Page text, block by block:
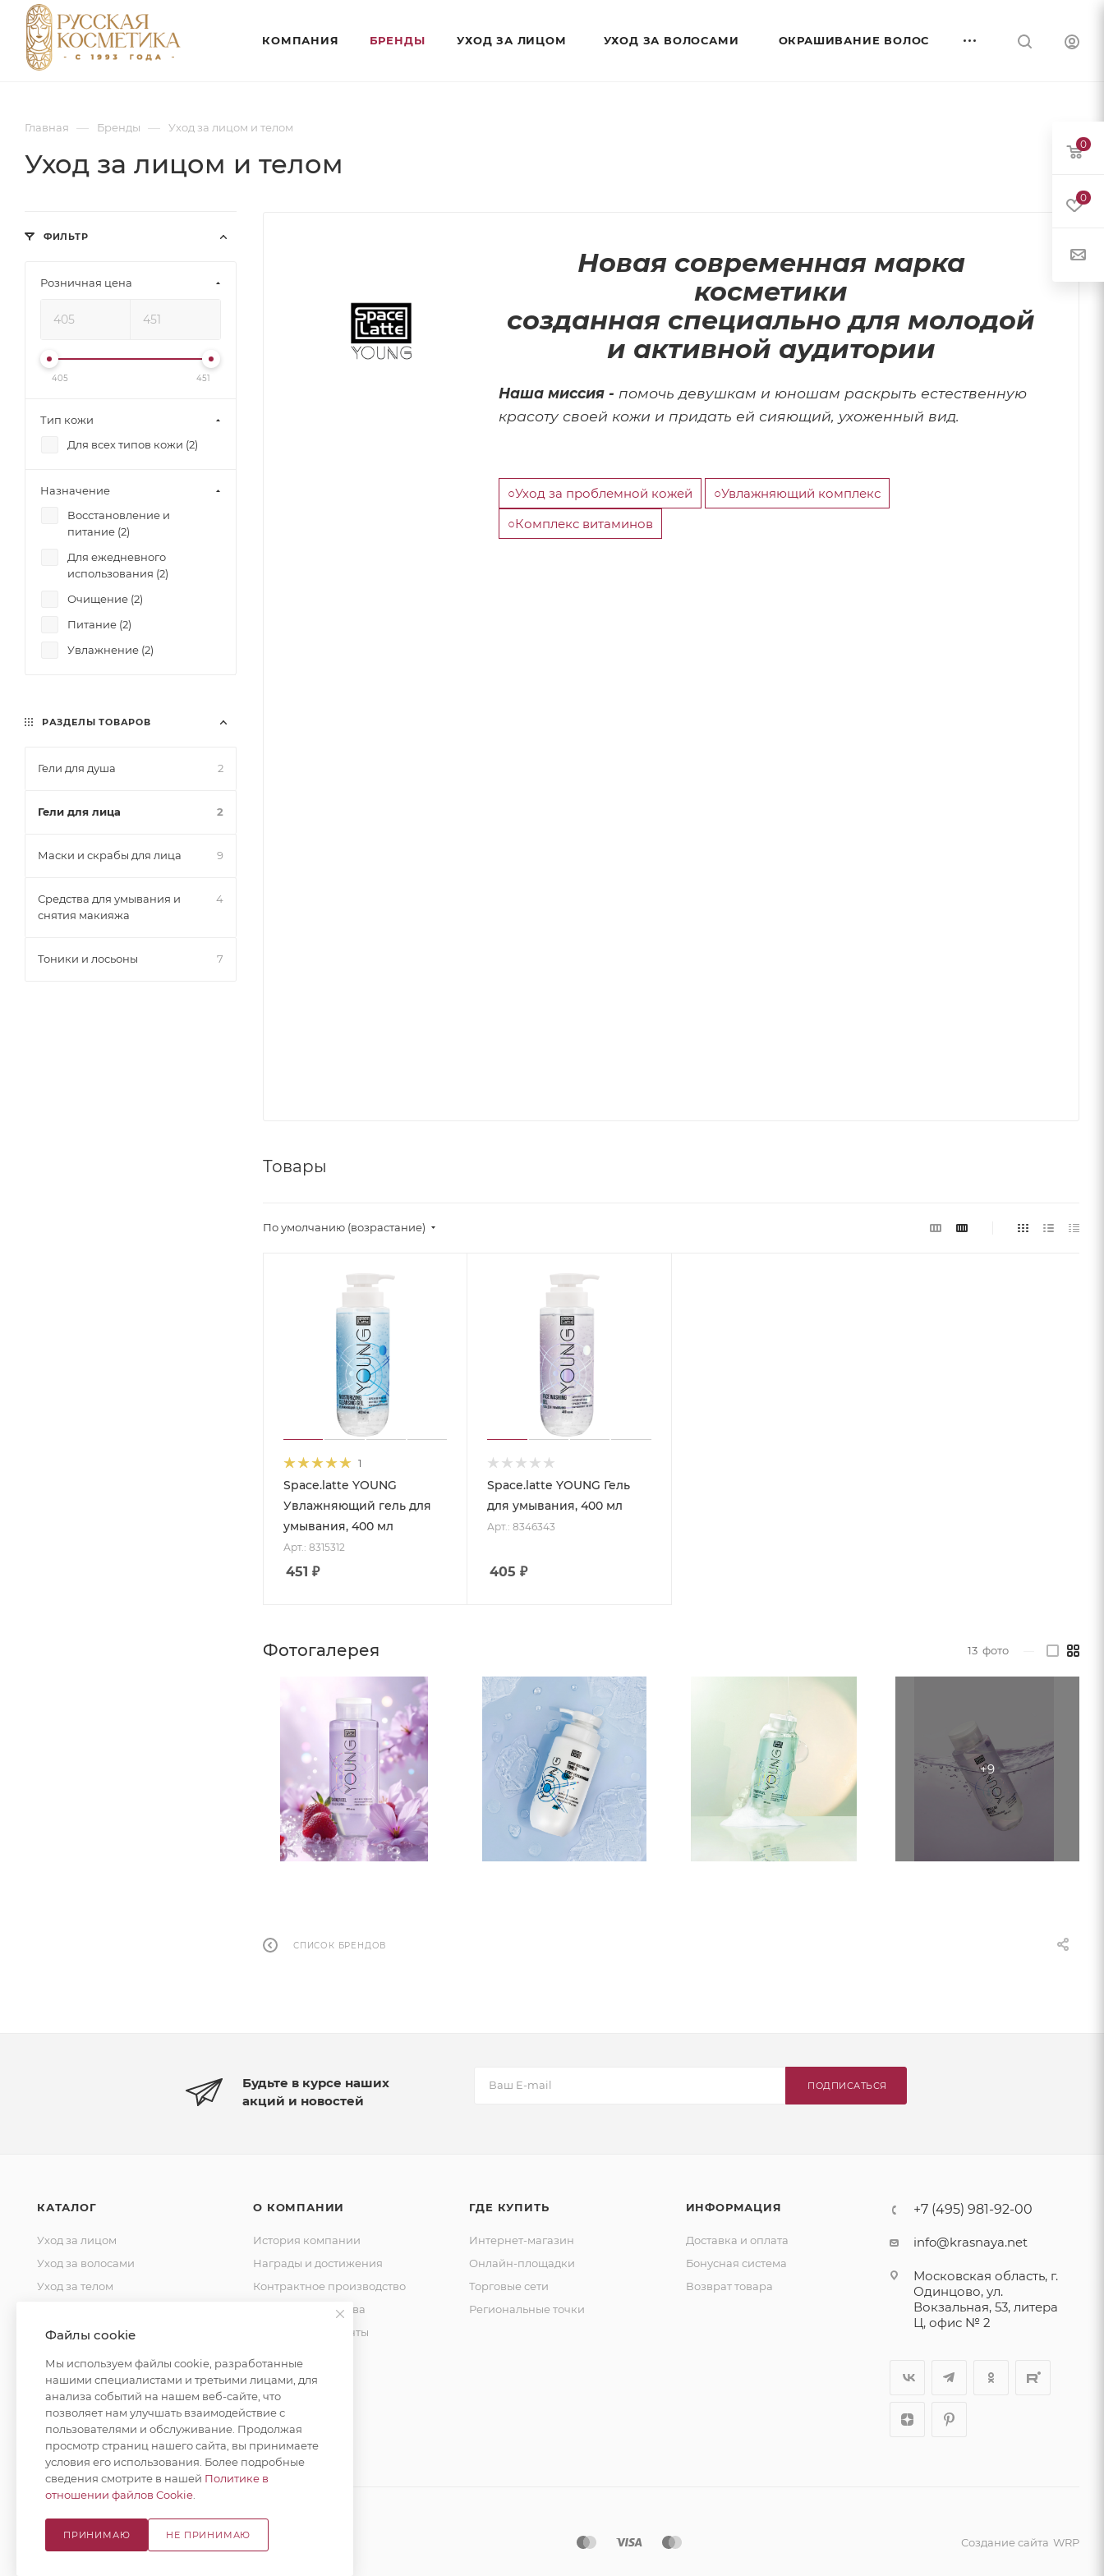
КОМПАНИЯ БРЕНДЫ УХОД ЗА ЛИЦОМ УХОД ЗА ВОЛОСАМИ ОКРАШИВАНИЕ ВОЛОС
Главная — Бренды — Уход за лицом и телом
Уход за лицом и телом
Новая современная марка
косметики
созданная специально для молодой
и активной аудитории
Наша миссия - помочь девушкам и юношам раскрыть естественную
красоту своей кожи и придать ей сияющий, ухоженный вид.
○Уход за проблемной кожей
○Увлажняющий комплекс
○Комплекс витаминов
Товары
По умолчанию (возрастание)
1
Space.latte YOUNG
Увлажняющий гель для
умывания, 400 мл
Арт.: 8315312
451 ₽
Space.latte YOUNG Гель
для умывания, 400 мл
Арт.: 8346343
405 ₽
Фотогалерея 13 фото
СПИСОК БРЕНДОВ
РАЗДЕЛЫ ТОВАРОВ
Гели для душа 2
Гели для лица 2
Маски и скрабы для лица 9
Средства для умывания и
снятия макияжа
4
Тоники и лосьоны 7
ФИЛЬТР
Розничная цена
405 451
Тип кожи
Для всех типов кожи (2)
Назначение
Восстановление и
питание (2)
Для ежедневного
использования (2)
Очищение (2)
Питание (2)
Увлажнение (2)
Будьте в курсе наших
акций и новостей
ПОДПИСАТЬСЯ
КАТАЛОГ
Уход за лицом
Уход за волосами
Уход за телом
Косметика для мужчин
Уход за полостью рта
Окрашивание волос
О КОМПАНИИ
История компании
Награды и достижения
Контрактное производство
Стандарты качества
Уставные документы
ГДЕ КУПИТЬ
Интернет-магазин
Онлайн-площадки
Торговые сети
Региональные точки
ИНФОРМАЦИЯ
Доставка и оплата
Бонусная система
Возврат товара
+7 (495) 981-92-00
info@krasnaya.net
Московская область, г.
Одинцово, ул.
Вокзальная, 53, литера
Ц, офис № 2
© 2026 Русская Косметика. Все права защищены Создание сайта WRP
0
0
Файлы cookie
Мы используем файлы cookie, разработанные
нашими специалистами и третьими лицами, для
анализа событий на нашем веб-сайте, что
позволяет нам улучшать взаимодействие с
пользователями и обслуживание. Продолжая
просмотр страниц нашего сайта, вы принимаете
условия его использования. Более подробные
сведения смотрите в нашей Политике в
отношении файлов Cookie
ПРИНИМАЮ НЕ ПРИНИМАЮ